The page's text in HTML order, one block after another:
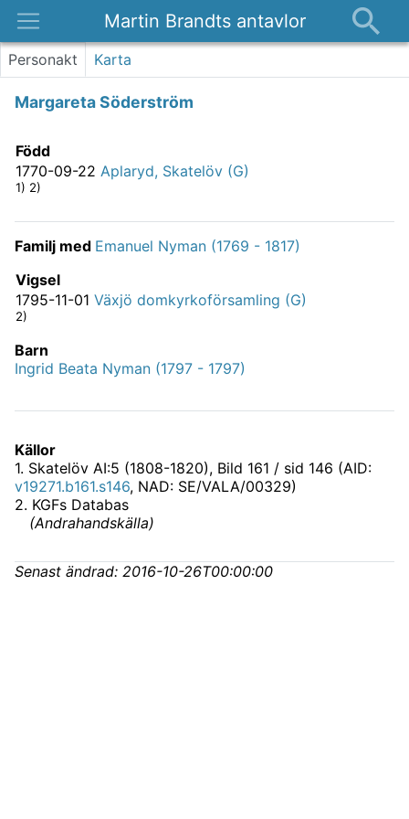
Martin Brandts antavlor
Platser
Kontakt
Personakt Karta
Margareta Söderström
Född
1770-09-22 Aplaryd, Skatelöv (G)
1) 2)
Familj med Emanuel Nyman (1769 - 1817)
Vigsel
1795-11-01 Växjö domkyrkoförsamling (G)
2)
Barn
Ingrid Beata Nyman (1797 - 1797)
Källor
1. Skatelöv AI:5 (1808-1820), Bild 161 / sid 146 (AID:
v19271.b161.s146, NAD: SE/VALA/00329)
2. KGFs Databas
(Andrahandskälla)
Senast ändrad: 2016-10-26T00:00:00